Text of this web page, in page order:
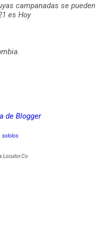
campanadas se pueden
es Hoy
de Blogger
sololos